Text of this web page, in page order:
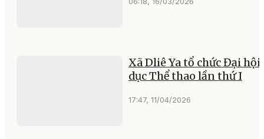
Xã Dliê Ya tổ chức Đại hội
dục Thể thao lần thứ I
17:47, 11/04/2026